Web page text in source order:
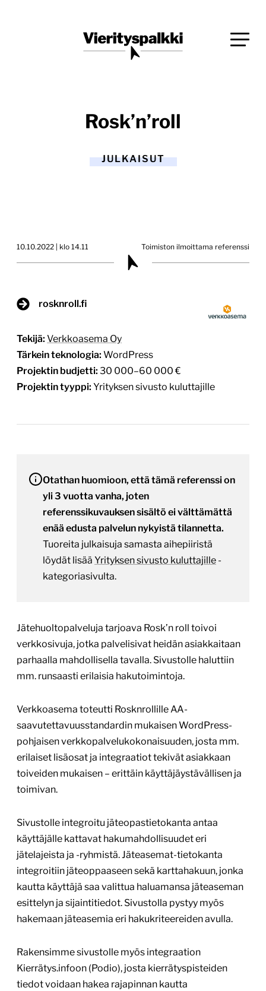
Vierityspalkki.fi
Rosk’n’roll
JULKAISUT
10.10.2022 | klo 14.11 Toimiston ilmoittama referenssi
rosknroll.fi
Tekijä: Verkkoasema Oy
Tärkein teknologia: WordPress
Projektin budjetti: 30 000–60 000 €
Projektin tyyppi: Yrityksen sivusto kuluttajille
Otathan huomioon, että tämä referenssi on
yli 3 vuotta vanha, joten
referenssikuvauksen sisältö ei välttämättä
enää edusta palvelun nykyistä tilannetta.
Tuoreita julkaisuja samasta aihepiiristä
löydät lisää Yrityksen sivusto kuluttajille -
kategoriasivulta.
Jätehuoltopalveluja tarjoava Rosk’n roll toivoi
verkkosivuja, jotka palvelisivat heidän asiakkaitaan
parhaalla mahdollisella tavalla. Sivustolle haluttiin
mm. runsaasti erilaisia hakutoimintoja.
Verkkoasema toteutti Rosknrollille AA-
saavutettavuusstandardin mukaisen WordPress-
pohjaisen verkkopalvelukokonaisuuden, josta mm.
erilaiset lisäosat ja integraatiot tekivät asiakkaan
toiveiden mukaisen – erittäin käyttäjäystävällisen ja
toimivan.
Sivustolle integroitu jäteopastietokanta antaa
käyttäjälle kattavat hakumahdollisuudet eri
jätelajeista ja -ryhmistä. Jäteasemat-tietokanta
integroitiin jäteoppaaseen sekä karttahakuun, jonka
kautta käyttäjä saa valittua haluamansa jäteaseman
esittelyn ja sijaintitiedot. Sivustolla pystyy myös
hakemaan jäteasemia eri hakukriteereiden avulla.
Rakensimme sivustolle myös integraation
Kierrätys.infoon (Podio), josta kierrätyspisteiden
tiedot voidaan hakea rajapinnan kautta